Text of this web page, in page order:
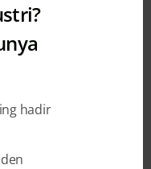
ALODIA
Tumbuh
Atik
hadir